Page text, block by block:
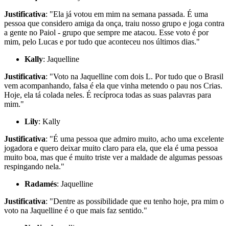
Justificativa: "Ela já votou em mim na semana passada. É uma
pessoa que considero amiga da onça, traiu nosso grupo e joga contra
a gente no Paiol - grupo que sempre me atacou. Esse voto é por
mim, pelo Lucas e por tudo que aconteceu nos últimos dias."
Kally: Jaquelline
Justificativa: "Voto na Jaquelline com dois L. Por tudo que o Brasil
vem acompanhando, falsa é ela que vinha metendo o pau nos Crias.
Hoje, ela tá colada neles. É recíproca todas as suas palavras para
mim."
Lily: Kally
Justificativa: "É uma pessoa que admiro muito, acho uma excelente
jogadora e quero deixar muito claro para ela, que ela é uma pessoa
muito boa, mas que é muito triste ver a maldade de algumas pessoas
respingando nela."
Radamés: Jaquelline
Justificativa: "Dentre as possibilidade que eu tenho hoje, pra mim o
voto na Jaquelline é o que mais faz sentido."